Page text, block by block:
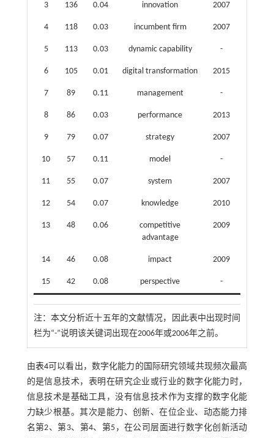
3 136 0.04 innovation 2007
4 118 0.03 incumbent firm 2007
5 113 0.03 dynamic capability -
6 105 0.01 digital transformation 2015
7 89 0.11 management -
8 86 0.03 performance 2013
9 79 0.07 strategy 2007
10 57 0.11 model -
11 55 0.07 system 2007
12 54 0.07 knowledge 2010
13 48 0.06
competitive
advantage
2009
14 46 0.08 impact 2009
15 42 0.08 perspective -
注： 本文分析近十五年的文献情况，因此表中出现时间
栏为“-”说明该关键词出现在2006年或2006年之前。
由表4可以看出，数字化能力的国际研究领域共现频次最高
的是信息技术，表明在研究企业或行业的数字化能力时，
信息技术是基础工具，没有信息技术作为支撑的数字化能
力缺少根基。其次是能力、创新、在位企业、动态能力排
名第2、第3、第4、第5，在公司层面进行数字化创新活动